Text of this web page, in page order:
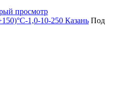
просмотр
1,0-10-250 Казань Под